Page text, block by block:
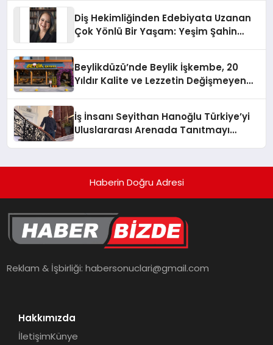
Diş Hekimliğinden Edebiyata Uzanan
Çok Yönlü Bir Yaşam: Yeşim Şahin
Beylikdüzü’nde Beylik İşkembe, 20
Yıldır Kalite ve Lezzetin Değişmeyen
İş İnsanı Seyithan Hanoğlu Türkiye’yi
Uluslararası Arenada Tanıtmayı
Haberin Doğru Adresi
Reklam & İşbirliği:habersonuclari@gmail.com
Hakkımızda
İletişimKünye